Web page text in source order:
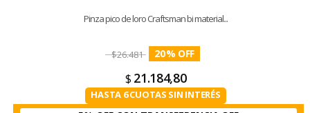
Pinza pico de loro Craftsman bi material...
$26.481 20%
$ 21.184,80
HASTA 6 CUOTAS SIN INTERÉS